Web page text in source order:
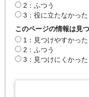
2：ふつう
3：役に立たなかった
このページの情報は見
1：見つけやすかった
2：ふつう
3：見つけにくかった